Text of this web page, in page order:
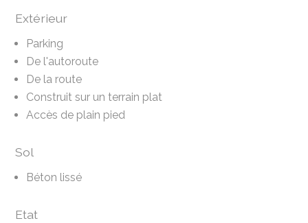
Extérieur
Parking
De l'autoroute
De la route
Construit sur un terrain plat
Accès de plain pied
Sol
Béton lissé
Etat